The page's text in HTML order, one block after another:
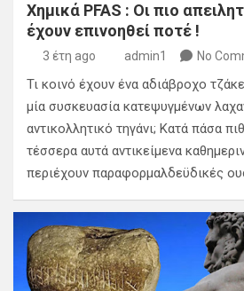
Χημικά PFAS : Οι πιο
έχουν επινοηθεί ποτέ !
3 έτη ago admin1 No
Τι κοινό έχουν ένα αδιάβροχο
μία συσκευασία κατεψυγμένων
αντικολλητικό τηγάνι; Κατά πάσα
τέσσερα αυτά αντικείμενα
περιέχουν παραφορμαλδεϋδικές